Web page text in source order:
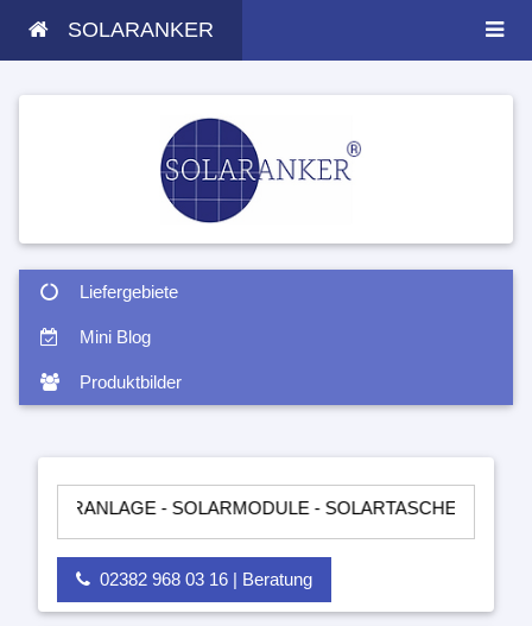
SOLARANKER
Liefergebiete
Mini Blog
Produktbilder
- SOLARMODULE - SOLARTASCHEN -
02382 968 03 16 | Beratung